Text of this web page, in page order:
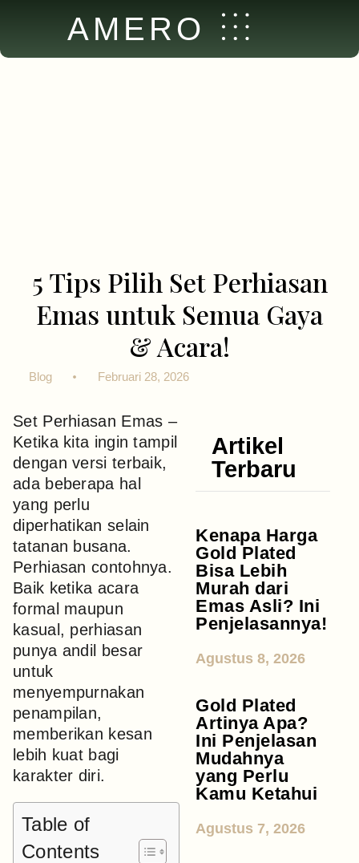
AMERO
5 Tips Pilih Set Perhiasan
Emas untuk Semua Gaya
& Acara!
Blog Februari 28, 2026
Set Perhiasan Emas –
Ketika kita ingin tampil
dengan versi terbaik,
ada beberapa hal
yang perlu
diperhatikan selain
tatanan busana.
Perhiasan contohnya.
Baik ketika acara
formal maupun
kasual, perhiasan
punya andil besar
untuk
menyempurnakan
penampilan,
memberikan kesan
lebih kuat bagi
karakter diri.
Table of
Contents
Artikel
Terbaru
Kenapa Harga
Gold Plated
Bisa Lebih
Murah dari
Emas Asli? Ini
Penjelasannya!
Agustus 8, 2026
Gold Plated
Artinya Apa?
Ini Penjelasan
Mudahnya
yang Perlu
Kamu Ketahui
Agustus 7, 2026